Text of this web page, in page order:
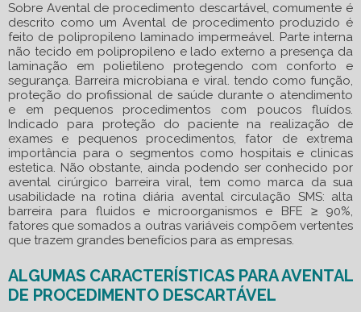
Sobre Avental de procedimento descartável, comumente é
descrito como um Avental de procedimento produzido é
feito de polipropileno laminado impermeável. Parte interna
não tecido em polipropileno e lado externo a presença da
laminação em polietileno protegendo com conforto e
segurança. Barreira microbiana e viral. tendo como função,
proteção do profissional de saúde durante o atendimento
e em pequenos procedimentos com poucos fluídos.
Indicado para proteção do paciente na realização de
exames e pequenos procedimentos, fator de extrema
importância para o segmentos como hospitais e clinicas
estetica. Não obstante, ainda podendo ser conhecido por
avental cirúrgico barreira viral, tem como marca da sua
usabilidade na rotina diária avental circulação SMS: alta
barreira para fluidos e microorganismos e BFE ≥ 90%,
fatores que somados a outras variáveis compõem vertentes
que trazem grandes benefícios para as empresas.
ALGUMAS CARACTERÍSTICAS PARA AVENTAL
DE PROCEDIMENTO DESCARTÁVEL